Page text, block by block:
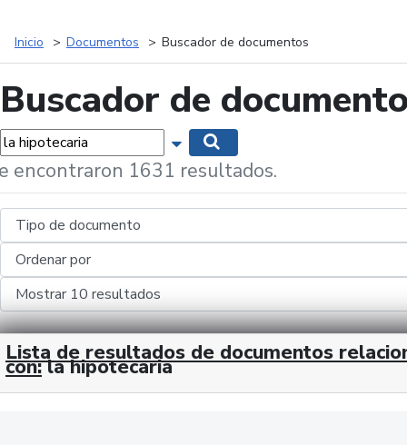
Inicio Documentos Buscador de documentos
Buscador de
Mostrar opciones de búsqueda
encontraron 1631 resultados.
Lista de resultados de documentos
con: la hipotecaria